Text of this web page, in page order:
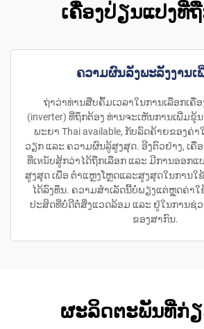
ເຄື່ອງປ່ຽນແປງທີ່
ຄວາມຜົນລັງພະລັງງານເ
ຖ່າວ່າທ່ານສືບຄົ້ມເວລາໃນການເລືອກເຄື່
(inverter) ທີ່ຖຶກຕ້ອງ ທ່ານຈະເຫັນການເພີ່ມ
ພະຍາ Thai available, ກັບລົດຄ້າຍຂອງຄ່
ວຽກ ແລະ ຄວາມຜົນລູ້ສູງສຸດ. ອີງຕົວຢ່າງ, ເຄື່ອ
ທີ່ເหมັບສູ້ກວ່າໄດ້ຖືກເລືອກ ແລະ ມີການອອກແ
ສູງສຸດ ເພື່ອ ຕຳແຫຼງໂຫຼດແລະສູງສຸດໃນການ
ໄດ້ລົງທຶນ. ຄວາມສຳເລັດນີ້ບໍ່ພຽງແຕ່ຫຼຸດຄ່າ
ປະສິດທີ່ບໍ່ດີຕໍ່ສິ່ງແວດລ້ອມ ແລະ ຢູ່ໃນການຊ່
ຂອງສາກົນ.
ຜະລິດຕະພັນທີ່ກ່